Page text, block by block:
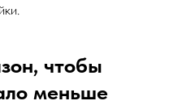
чтобы
меньше